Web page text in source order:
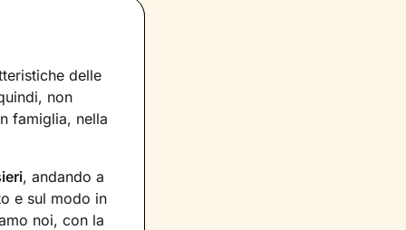
delle
non
famiglia, nella
, andando a
e sul modo in
noi, con la